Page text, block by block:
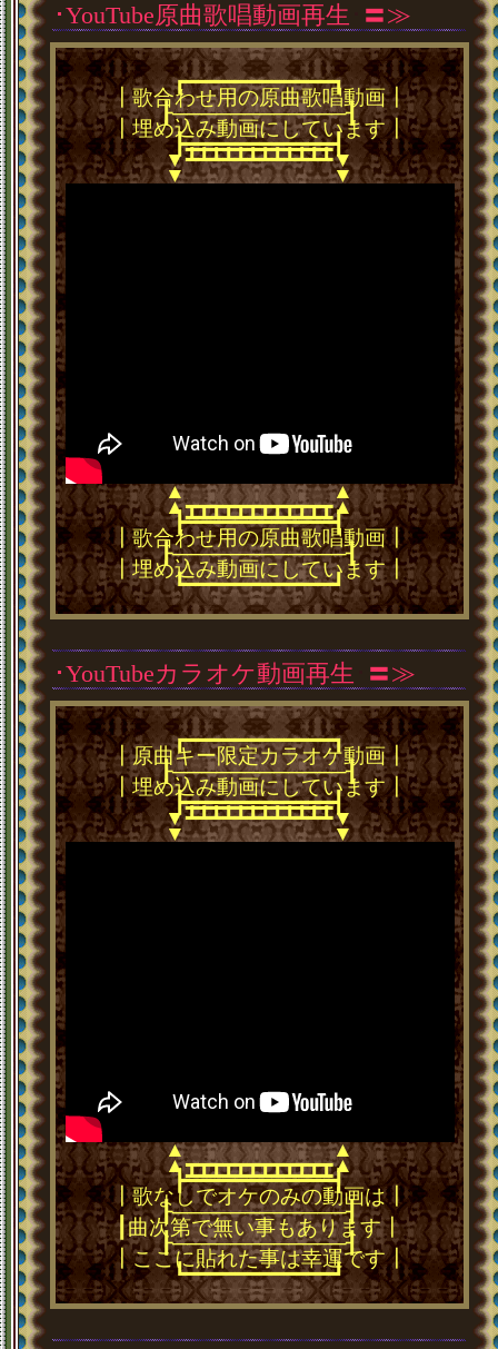
･YouTube原曲歌唱動画再生
〓≫
┏━━━━━━━━━━━━┓
┃歌合わせ用の原曲歌唱動画┃
┠────────────┨
┃埋め込み動画にしています┃
┣━━━━━━━━━━━━┫
▼━━━━━━━━━━━━▼
▼
┻┻┻┻┻┻┻┻┻┻┻┻
▼
▲
┳┳┳┳┳┳┳┳┳┳┳┳
▲
▲━━━━━━━━━━━━▲
┣━━━━━━━━━━━━┫
┃歌合わせ用の原曲歌唱動画┃
┠────────────┨
┃埋め込み動画にしています┃
┗━━━━━━━━━━━━┛
･YouTubeカラオケ動画再生 〓≫
┏━━━━━━━━━━━━┓
┃原曲キー限定カラオケ動画┃
┠────────────┨
┃埋め込み動画にしています┃
┣━━━━━━━━━━━━┫
▼━━━━━━━━━━━━▼
▼
┻┻┻┻┻┻┻┻┻┻┻┻
▼
▲
┳┳┳┳┳┳┳┳┳┳┳┳
▲
▲━━━━━━━━━━━━▲
┣━━━━━━━━━━━━┫
┃歌なしでオケのみの動画は┃
┠────────────┨
┃曲次第で無い事もあります┃
┠────────────┨
┃ここに貼れた事は幸運です┃
┗━━━━━━━━━━━━┛